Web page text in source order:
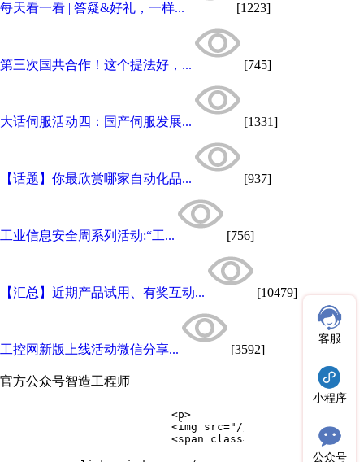
每天看一看 | 答疑&好礼，一样... [1223]
第三次国共合作！这个提法好，... [745]
大话伺服活动四：国产伺服发展... [1331]
【话题】你最欣赏哪家自动化品... [937]
工业信息安全周系列活动:“工... [756]
【汇总】近期产品试用、有奖互动... [10479]
工控网新版上线活动微信分享... [3592]
官方公众号智造工程师
客服
小程序
公众号